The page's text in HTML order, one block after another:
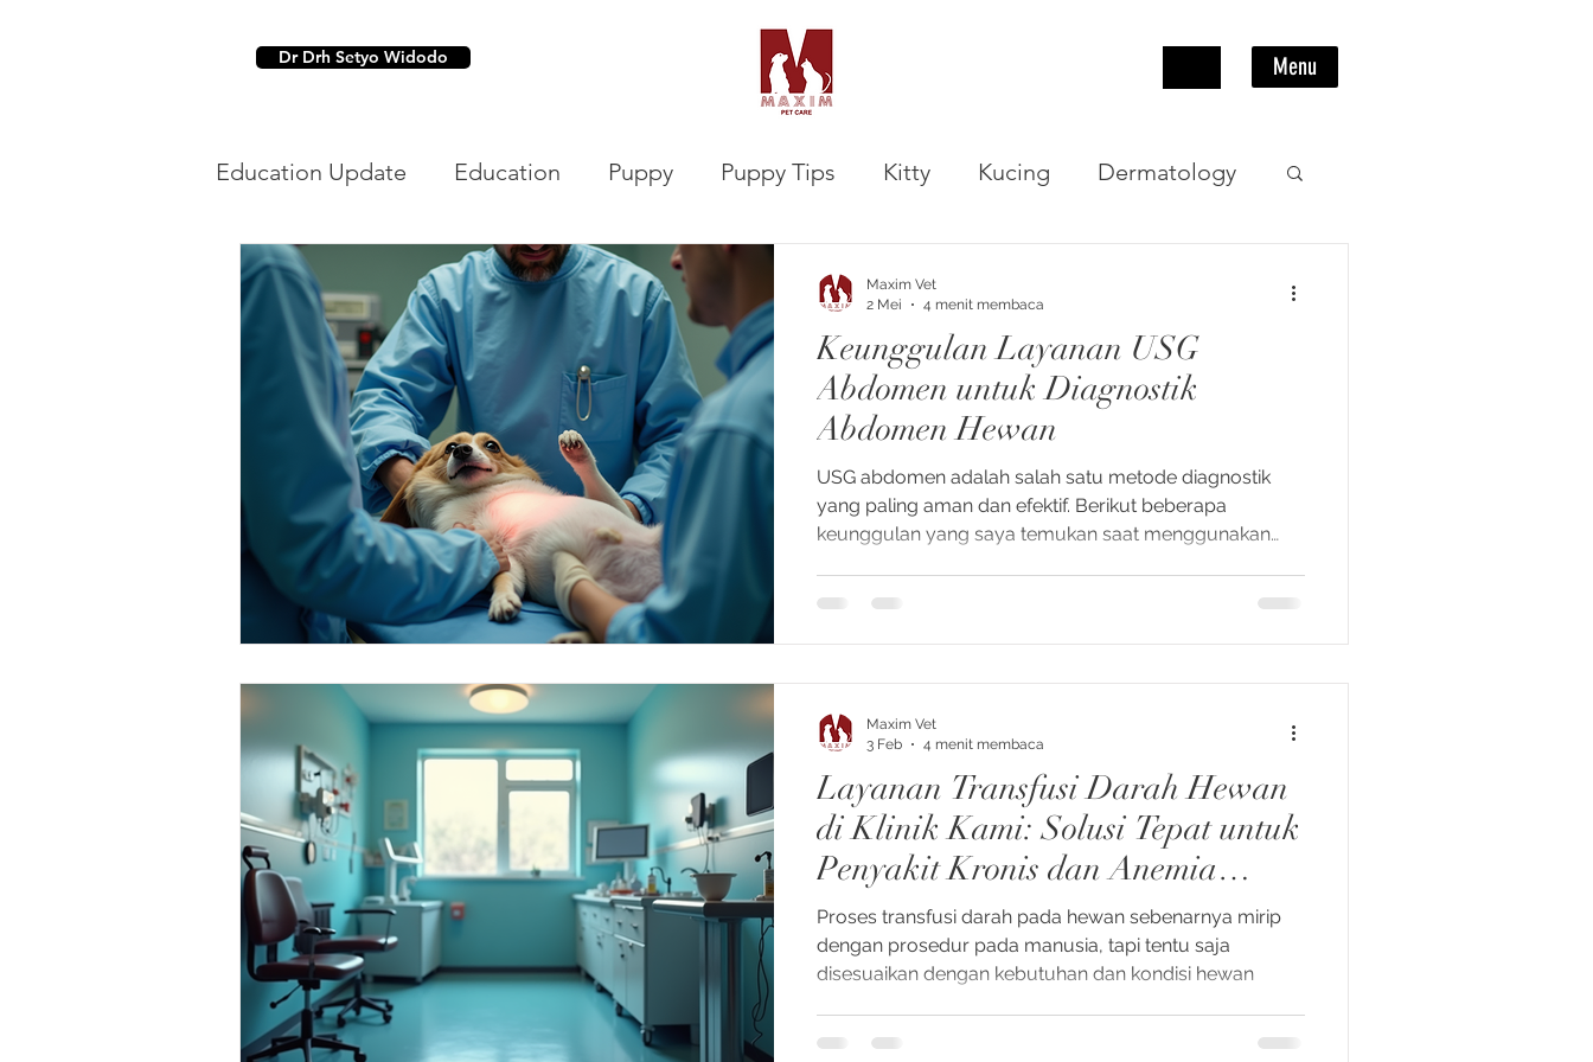
Dr Drh Setyo Widodo Menu
Education Update Education Puppy Puppy Tips Kitty Kucing Dermatology
Dental Parasit Hewan VETalks Professional Gastrointestinal
Keunggulan Layanan USG
Abdomen untuk Diagnostik
Abdomen Hewan
USG abdomen adalah salah satu metode diagnostik
yang paling aman dan efektif. Berikut beberapa
keunggulan yang saya temukan saat menggunakan
Maxim Vet
2 Mei
4 menit membaca
Layanan Transfusi Darah Hewan
di Klinik Kami: Solusi Tepat untuk
Penyakit Kronis dan Anemia
Hemolitik
Proses transfusi darah pada hewan sebenarnya mirip
dengan prosedur pada manusia, tapi tentu saja
disesuaikan dengan kebutuhan dan kondisi hewan
Maxim Vet
3 Feb
4 menit membaca